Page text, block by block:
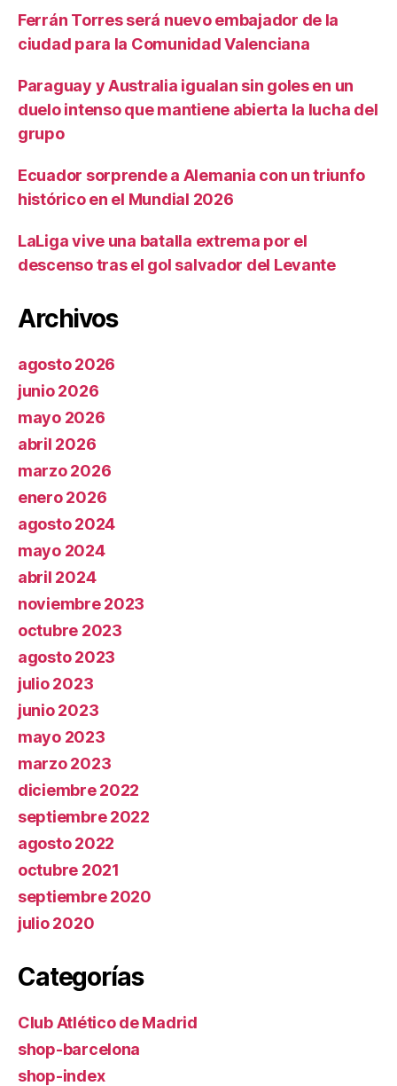
Ferrán Torres será nuevo embajador de la
ciudad para la Comunidad Valenciana
Paraguay y Australia igualan sin goles en un
duelo intenso que mantiene abierta la lucha del
grupo
Ecuador sorprende a Alemania con un triunfo
histórico en el Mundial 2026
LaLiga vive una batalla extrema por el
descenso tras el gol salvador del Levante
Archivos
agosto 2026
junio 2026
mayo 2026
abril 2026
marzo 2026
enero 2026
agosto 2024
mayo 2024
abril 2024
noviembre 2023
octubre 2023
agosto 2023
julio 2023
junio 2023
mayo 2023
marzo 2023
diciembre 2022
septiembre 2022
agosto 2022
octubre 2021
septiembre 2020
julio 2020
Categorías
Club Atlético de Madrid
shop-barcelona
shop-index